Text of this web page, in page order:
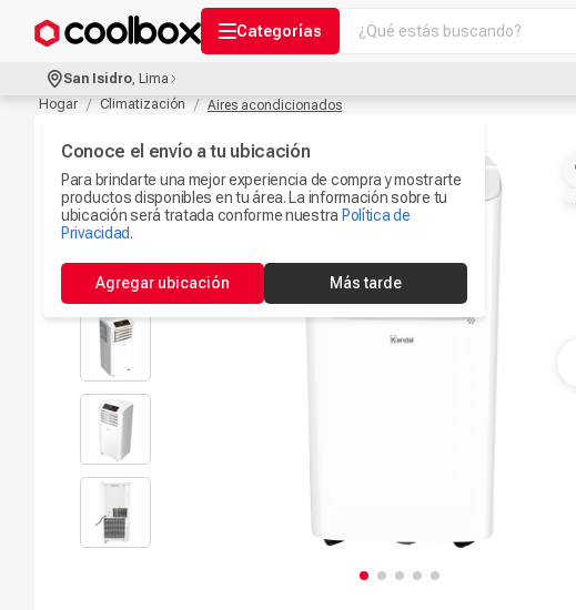
Categorías
¿Qué estás buscando?
3.
Ipad
Iphone 17
Microfono
Camaras Seguridad
Ps5
San Isidro, Lima
Conoce el envío a tu ubicación
Para brindarte una mejor experiencia de compra y mostrarte
productos disponibles en tu área. La información sobre tu
ubicación será tratada conforme nuestra Política de
Privacidad.
Agregar ubicación Más tarde
Hogar
Climatización Aires acondicionados